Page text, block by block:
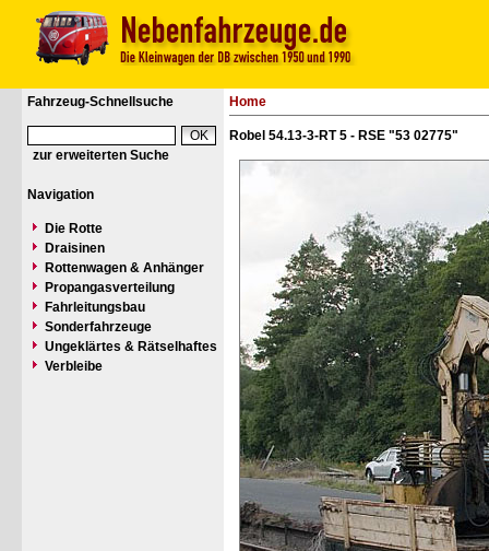
Fahrzeug-Schnellsuche
zur erweiterten Suche
Navigation
Die Rotte
Draisinen
Rottenwagen & Anhänger
Propangasverteilung
Fahrleitungsbau
Sonderfahrzeuge
Ungeklärtes & Rätselhaftes
Verbleibe
Home
Robel 54.13-3-RT 5 - RSE "53 02775"